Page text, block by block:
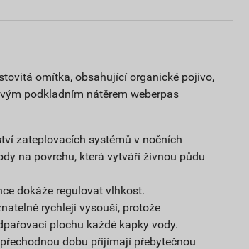
omítka, obsahující organické pojivo,
podkladním nátěrem weberpas
zateplovacích systémů v nočních
na povrchu, která vytváří živnou půdu
dokáže regulovat vlhkost.
rychleji vysouší, protože
plochu každé kapky vody.
dobu přijímají přebytečnou